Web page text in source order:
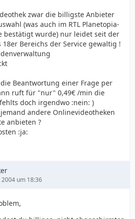
zwar die billigste Anbieter
(was auch im RTL Planetopia-
bestätigt wurde) nur leidet seit der
Bereichs der Service gewaltig !
Beantwortung einer Frage per
ruft für "nur" 0,49€ /min die
doch irgendwo :nein: )
andere Onlinevideotheken
anbieten ?
:ja:
um 18:36